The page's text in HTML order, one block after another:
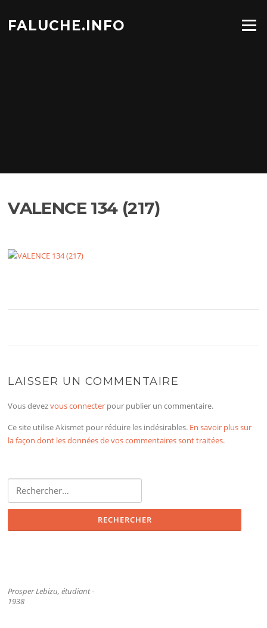
contenu
FALUCHE.INFO Menu
VALENCE 134 (217)
LAISSER UN COMMENTAIRE
Vous devezvous connecter pour publier un commentaire.
Ce site utilise Akismet pour réduire les indésirables. En savoir plus sur
la façon dont les données de vos commentaires sont traitées.
Rechercher :
Prosper Lebizu, étudiant -
1938